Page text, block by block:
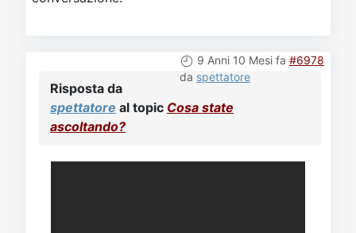
9 Anni 10 Mesi fa #6978
da spettatore
Risposta da
spettatore al topic Cosa state
ascoltando?